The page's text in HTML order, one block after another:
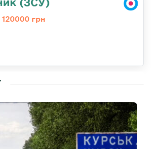
120000 грн